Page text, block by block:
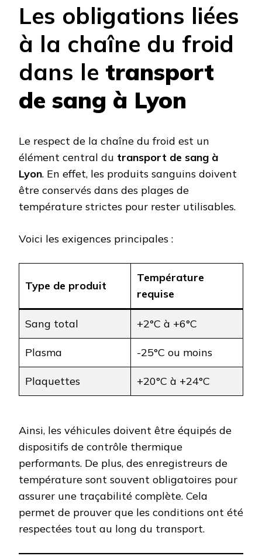
Les obligations liées
à la chaîne du froid
dans le transport
de sang à Lyon
Le respect de la chaîne du froid est un
élément central du transport de sang à
Lyon. En effet, les produits sanguins doivent
être conservés dans des plages de
température strictes pour rester utilisables.
Voici les exigences principales :
Type de produit
Température
requise
Sang total +2°C à +6°C
Plasma -25°C ou moins
Plaquettes +20°C à +24°C
Ainsi, les véhicules doivent être équipés de
dispositifs de contrôle thermique
performants. De plus, des enregistreurs de
température sont souvent obligatoires pour
assurer une traçabilité complète. Cela
permet de prouver que les conditions ont été
respectées tout au long du transport.